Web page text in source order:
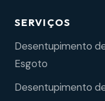
SERVIÇOS
Desentupimento
Esgoto
Desentupimento